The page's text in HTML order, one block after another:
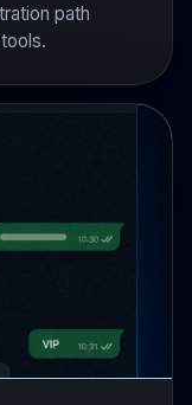
path